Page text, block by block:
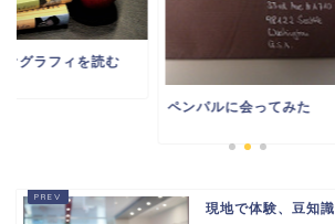
オグラフィを読む
ペンパルに会ってみた
現地で体験、豆知識